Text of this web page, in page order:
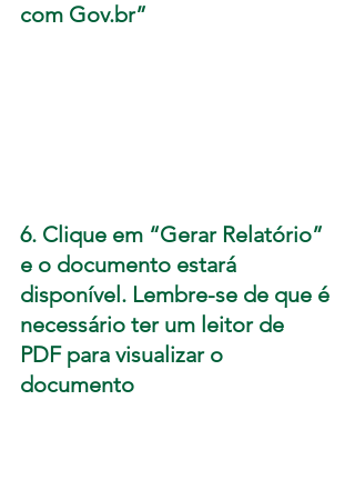
com Gov.br”
6. Clique em “Gerar Relatório”
e o documento estará
disponível. Lembre-se de que é
necessário ter um leitor de
PDF para visualizar o
documento